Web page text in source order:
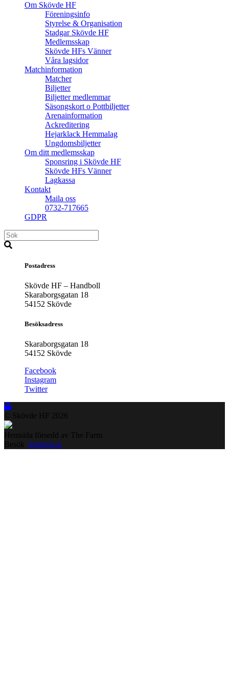
Om Skövde HF
Föreningsinfo
Styrelse & Organisation
Stadgar Skövde HF
Medlemsskap
Skövde HFs Vänner
Våra lagsidor
Matchinformation
Matcher
Biljetter
Biljetter medlemmar
Säsongskort o Pottbiljetter
Arenainformation
Ackreditering
Hejarklack Hemmalag
Ungdomsbiljetter
Om ditt medlemsskap
Sponsring i Skövde HF
Skövde HFs Vänner
Lagkassa
Kontakt
Maila oss
0732-717665
GDPR
Postadress
Skövde HF – Handboll
Skaraborgsgatan 18
54152 Skövde
Besöksadress
Skaraborgsgatan 18
54152 Skövde
Facebook
Instagram
Twitter
© Skövde HF 2026
Hemsida försedd av The Farm
Besök thefarm.se